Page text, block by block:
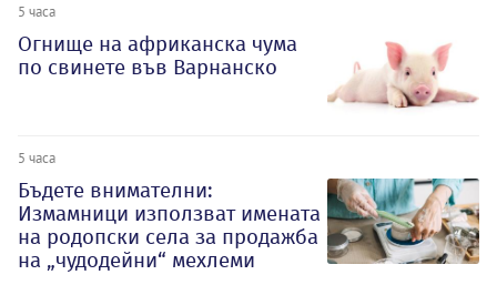
5 часа
Огнище на африканска чума
по свинете във Варнанско
5 часа
Бъдете внимателни:
Измамници използват имената
на родопски села за продажба
на „чудодейни“ мехлеми